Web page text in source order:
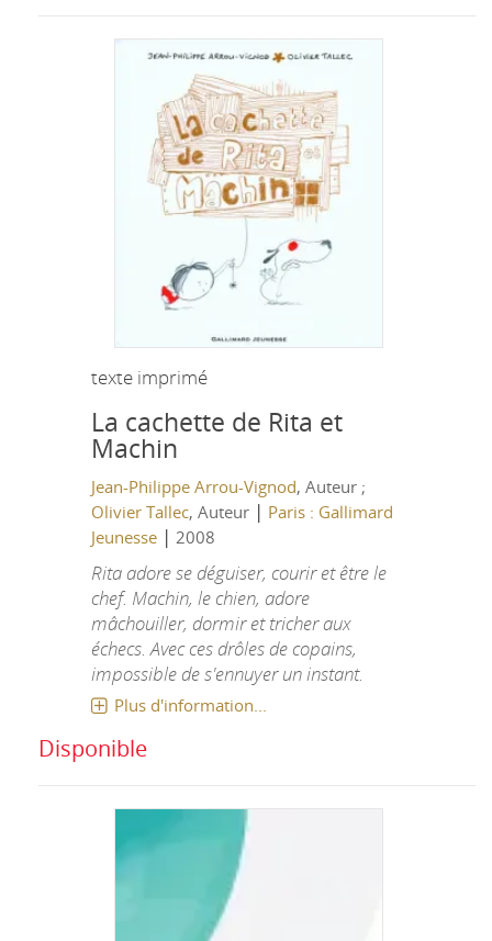
texte imprimé
La cachette de Rita et
Machin
Jean-Philippe Arrou-Vignod, Auteur ;
Olivier Tallec, Auteur | Paris : Gallimard
Jeunesse| 2008
Rita adore se déguiser, courir et être le
chef. Machin, le chien, adore
mâchouiller, dormir et tricher aux
échecs. Avec ces drôles de copains,
impossible de s'ennuyer un instant.
Plus d'information...
Disponible